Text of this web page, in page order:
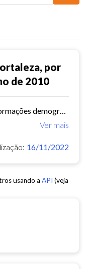
por
de 2010
Ver mais
16/11/2022
usando a API (veja